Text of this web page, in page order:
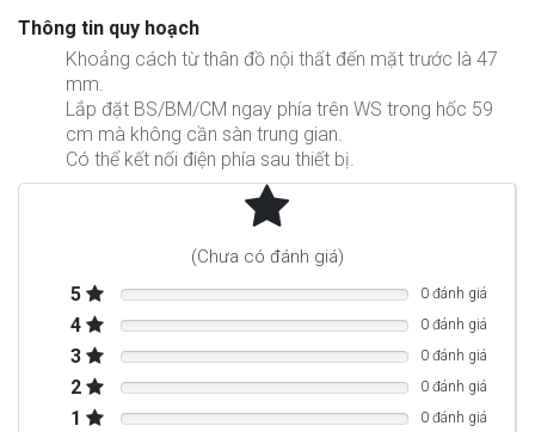
Thông tin quy hoạch
Khoảng cách từ thân đồ nội thất đến mặt trước là 47
mm.
Lắp đặt BS/BM/CM ngay phía trên WS trong hốc 59
cm mà không cần sàn trung gian.
Có thể kết nối điện phía sau thiết bị.
Thể tích sử dụng 54 lít.
Sức chứa: Bộ đồ ăn cho 12 người bao gồm đĩa ø 27
cm và bát đựng súp, cùng với bát và đĩa đựng tùy theo
hình dạng của đĩa.
Tải trọng tối đa 25 kg.
Kích thước bên trong có thể sử dụng
Rộng 547 mm x Cao 241 mm x Sâu 410 mm.
Tổng tải kết nối 0,82 kW.
Cáp kết nối dài 1,75 m, có thể cắm được.
(Chưa có đánh giá)
5 0 đánh giá
4 0 đánh giá
3 0 đánh giá
2 0 đánh giá
1 0 đánh giá